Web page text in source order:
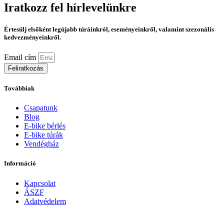
Iratkozz fel hírlevelünkre
Értesülj elsőként legújabb túráinkról, eseményeinkről, valamint szezonális
kedvezményeinkről.
Email cím
Feliratkozás
Továbbiak
Csapatunk
Blog
E-bike bérlés
E-bike túrák
Vendégház
Információ
Kapcsolat
ÁSZF
Adatvédelem